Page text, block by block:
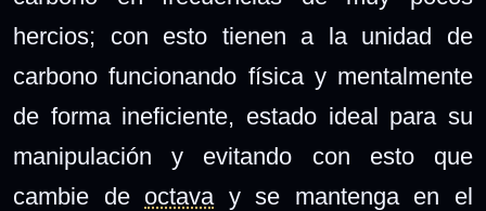
hercios; con esto tienen a la unidad de
carbono funcionando física y mentalmente
de forma ineficiente, estado ideal para su
manipulación y evitando con esto que
cambie de octava y se mantenga en el